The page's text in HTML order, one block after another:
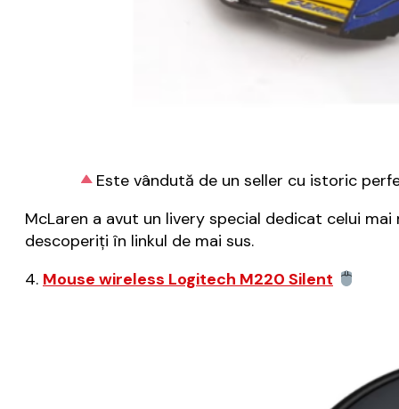
Este vândută de un seller cu istoric
McLaren a avut un livery special dedicat celui
descoperiți în linkul de mai sus.
4. Mouse wireless Logitech M220 Silent